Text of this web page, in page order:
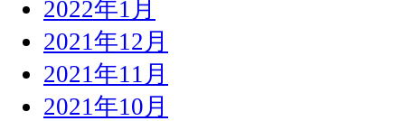
2022年1月
2021年12月
2021年11月
2021年10月